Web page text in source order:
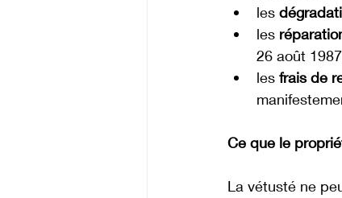
les
les
26 août
les frais de
Ce que le
La vétusté ne